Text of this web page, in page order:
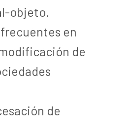
objeto.
en
de
de